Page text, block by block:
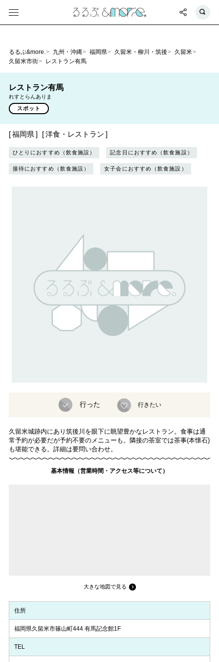
るるぶ&more. 九州・沖縄 福岡県 久留米・柳川・筑後
久留米
久留米市街
レストラン有馬
レストラン有馬
れすとらんありま
スポット
福岡県 洋食・レストラン
ひとりにおすすめ（飲食施設） 記念日におすすめ（飲食施設）
接待におすすめ（飲食施設） 女子会におすすめ（飲食施設）
行った 行きたい
久留米城跡内にあり筑後川を眼下に眺望豊かなレストラン。食事は通
常予約が必要だが予約不要のメニューも。隣接の茶室では茶事(本懐石)
も堪能できる。詳細は要問い合わせ。
基本情報（営業時間・アクセス等について）
大きな地図で見る
住所
福岡県久留米市篠山町444 有馬記念館1F
TEL